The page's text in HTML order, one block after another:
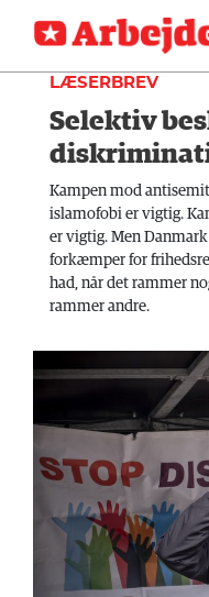
SEKTIONER
ARBEJDEREN
MENER
FAGLIGT
INDLAND
UDLAND
KALENDER
BLOGS
DEBAT
LÆSER
TIL
LÆSER
ABONNER
LOG IND
LÆSERBREV
Selektiv
Kampen mod
islamofobi er vigtig.
er vigtig. Men
forkæmper for
had, når det rammer
rammer andre.